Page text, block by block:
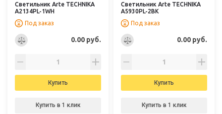
Светильник Arte TECHNIKA
A2134PL-1WH
Под заказ
0.00 руб.
Купить
Купить в 1 клик
Светильник Arte TECHNIKA
A5930PL-2BK
Под заказ
0.00 руб.
Купить
Купить в 1 клик